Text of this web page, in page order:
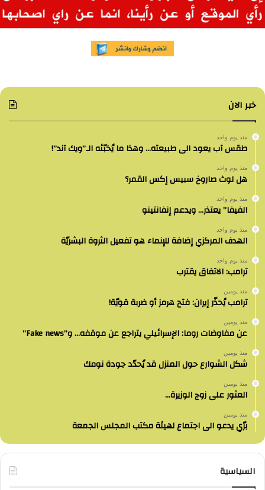
خبر الان
منذ يوم واحد
طقس آب يعود الى طبيعته… وهذا ما يُخبّئه الـ”ويك آند”!
منذ يوم واحد
هل لوث صاروخ سبيس إكس القمر؟
منذ يوم واحد
الفيفا” يعتذر… ويدعم إنفانتينو
منذ يوم واحد
الهدف المركزي إضافة للإنماء هو تفعيل الثروة البشريّة
منذ يوم واحد
ترامب: الاتفاق يقترب
منذ يومين
ترامب يُحذّر إيران: فتح هرمز أو ضربة قويّة!
منذ يومين
عن مفاوضات روما: الإسرائيلي يتراجع عن موقفه… و”Fake news”
منذ يومين
شكل الشوارع حول المنزل قد يُحدّد جودة نومك
منذ يومين
العثور على زوج الوزيرة…
منذ يومين
برّي يدعو الى اجتماع لهيئة مكتب المجلس الجمعة
السياسية